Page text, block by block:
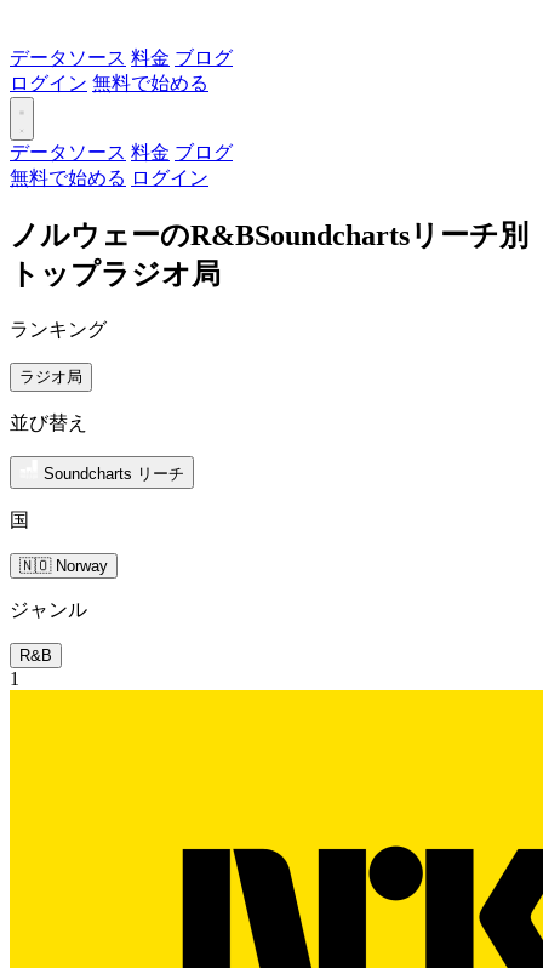
データソース 料金 ブログ
ログイン 無料で始める
データソース 料金 ブログ
無料で始める ログイン
ノルウェーのR&BSoundchartsリーチ別
トップラジオ局
ランキング
ラジオ局
並び替え
Soundcharts リーチ
国
🇳🇴 Norway
ジャンル
R&B
1